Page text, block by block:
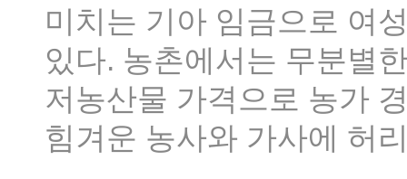
미치는 기아 임금으로 여
있다. 농촌에서는 무분별
저농산물 가격으로 농가
힘겨운 농사와 가사에 허